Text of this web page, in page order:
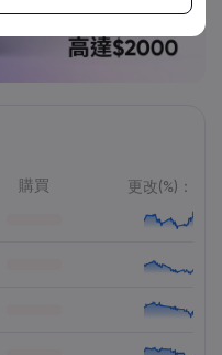
購買 更改(%)：